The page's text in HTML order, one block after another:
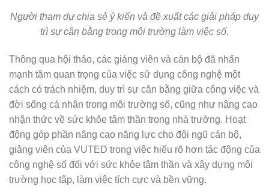
Người tham dự chia sẻ ý kiến và đề xuất các giải pháp duy
trì sự cân bằng trong môi trường làm việc số.
Thông qua hội thảo, các giảng viên và cán bộ đã nhấn
mạnh tầm quan trọng của việc sử dụng công nghệ một
cách có trách nhiệm, duy trì sự cân bằng giữa công việc và
đời sống cá nhân trong môi trường số, cũng như nâng cao
nhận thức về sức khỏe tâm thần trong nhà trường. Hoạt
động góp phần nâng cao năng lực cho đội ngũ cán bộ,
giảng viên của VUTED trong việc hiểu rõ hơn tác động của
công nghệ số đối với sức khỏe tâm thần và xây dựng môi
trường học tập, làm việc tích cực và bền vững.